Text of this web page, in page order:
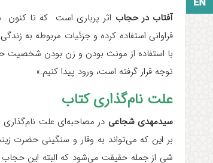
آفتاب در حجاب اثر پرباری است که تا
فراوانی استفاده کرده و جزئیات مربوطه به
با استفاده از مونث بودن و زن بودن شخصیت
توجه قرار گرفته است، ورود پیدا کنیم.»
علت نام‌گذاری کتاب
سیدمهدی شجاعی در مصاحبه‌ای علت نام‌گذاری
بر این که می‌تواند به وقار و سنگینی حضرت
شی از جمله حقیقت می‌شود که البته این